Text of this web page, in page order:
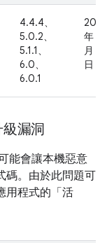
4.4.4、
5.0.2、
5.1.1、
6.0、
6.0.1
2015
年 12
月 16
日
漏洞
能會讓本機惡意
碼。由於此問題可
用程式的「活